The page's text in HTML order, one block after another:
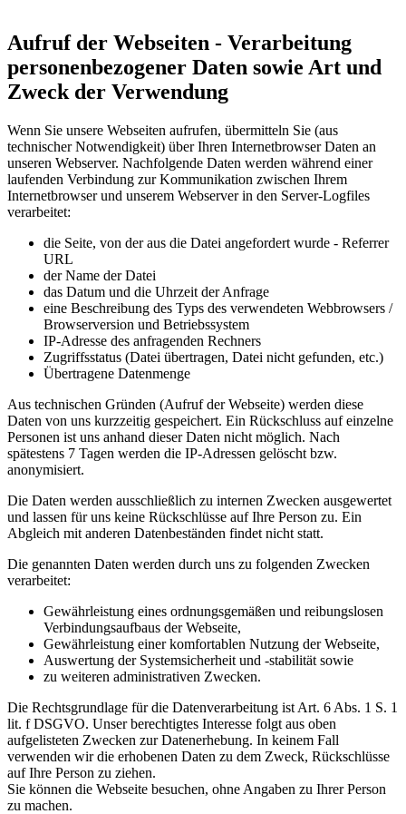
Aufruf der Webseiten - Verarbeitung
personenbezogener Daten sowie Art und
Zweck der Verwendung
Wenn Sie unsere Webseiten aufrufen, übermitteln Sie (aus
technischer Notwendigkeit) über Ihren Internetbrowser Daten an
unseren Webserver. Nachfolgende Daten werden während einer
laufenden Verbindung zur Kommunikation zwischen Ihrem
Internetbrowser und unserem Webserver in den Server-Logfiles
verarbeitet:
die Seite, von der aus die Datei angefordert wurde - Referrer
URL
der Name der Datei
das Datum und die Uhrzeit der Anfrage
eine Beschreibung des Typs des verwendeten Webbrowsers /
Browserversion und Betriebssystem
IP-Adresse des anfragenden Rechners
Zugriffsstatus (Datei übertragen, Datei nicht gefunden, etc.)
Übertragene Datenmenge
Aus technischen Gründen (Aufruf der Webseite) werden diese
Daten von uns kurzzeitig gespeichert. Ein Rückschluss auf einzelne
Personen ist uns anhand dieser Daten nicht möglich. Nach
spätestens 7 Tagen werden die IP-Adressen gelöscht bzw.
anonymisiert.
Die Daten werden ausschließlich zu internen Zwecken ausgewertet
und lassen für uns keine Rückschlüsse auf Ihre Person zu. Ein
Abgleich mit anderen Datenbeständen findet nicht statt.
Die genannten Daten werden durch uns zu folgenden Zwecken
verarbeitet:
Gewährleistung eines ordnungsgemäßen und reibungslosen
Verbindungsaufbaus der Webseite,
Gewährleistung einer komfortablen Nutzung der Webseite,
Auswertung der Systemsicherheit und -stabilität sowie
zu weiteren administrativen Zwecken.
Die Rechtsgrundlage für die Datenverarbeitung ist Art. 6 Abs. 1 S. 1
lit. f DSGVO. Unser berechtigtes Interesse folgt aus oben
aufgelisteten Zwecken zur Datenerhebung. In keinem Fall
verwenden wir die erhobenen Daten zu dem Zweck, Rückschlüsse
auf Ihre Person zu ziehen.
Sie können die Webseite besuchen, ohne Angaben zu Ihrer Person
zu machen.